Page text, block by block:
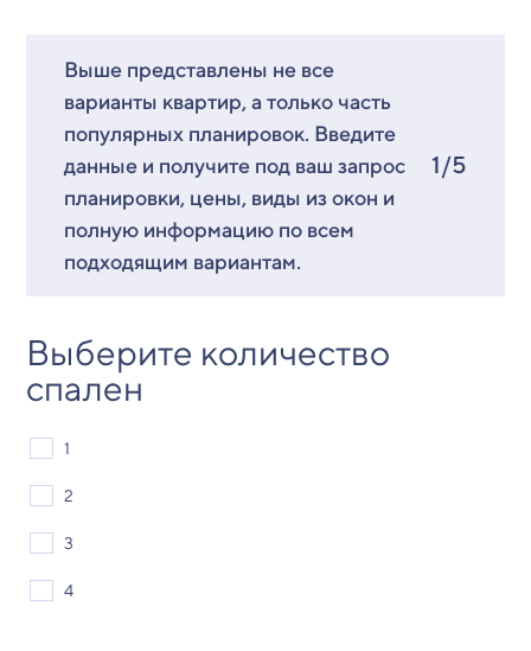
Выше представлены не все
варианты квартир, а только часть
популярных планировок. Введите
данные и получите под ваш запрос
планировки, цены, виды из окон и
полную информацию по всем
подходящим вариантам.
1/5
Выберите количество
спален
1
2
3
4